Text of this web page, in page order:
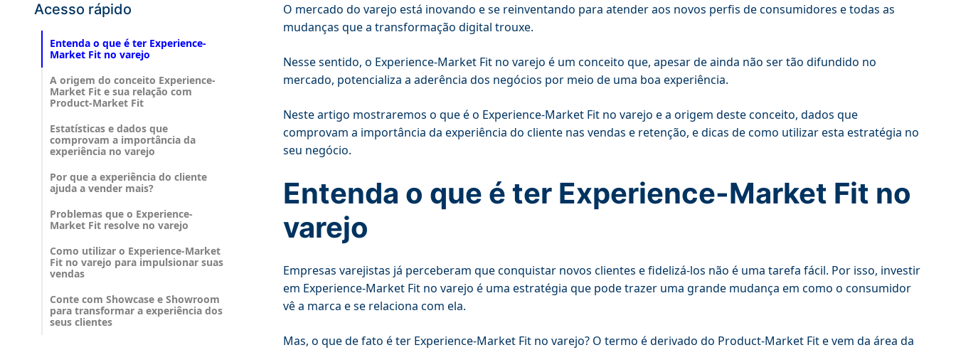
Acesso rápido
Entenda o que é ter Experience-
Market Fit no varejo
A origem do conceito Experience-
Market Fit e sua relação com
Product-Market Fit
Estatísticas e dados que
comprovam a importância da
experiência no varejo
Por que a experiência do cliente
ajuda a vender mais?
Problemas que o Experience-
Market Fit resolve no varejo
Como utilizar o Experience-Market
Fit no varejo para impulsionar suas
vendas
Conte com Showcase e Showroom
para transformar a experiência dos
seus clientes
O mercado do varejo está inovando e se reinventando para atender aos novos perfis de consumidores e todas as
mudanças que a transformação digital trouxe.
Nesse sentido, o Experience-Market Fit no varejo é um conceito que, apesar de ainda não ser tão difundido no
mercado, potencializa a aderência dos negócios por meio de uma boa experiência.
Neste artigo mostraremos o que é o Experience-Market Fit no varejo e a origem deste conceito, dados que
comprovam a importância da experiência do cliente nas vendas e retenção, e dicas de como utilizar esta estratégia no
seu negócio.
Entenda o que é ter Experience-Market Fit no
varejo
Empresas varejistas já perceberam que conquistar novos clientes e fidelizá-los não é uma tarefa fácil. Por isso, investir
em Experience-Market Fit no varejo é uma estratégia que pode trazer uma grande mudança em como o consumidor
vê a marca e se relaciona com ela.
Mas, o que de fato é ter Experience-Market Fit no varejo? O termo é derivado do Product-Market Fit e vem da área da